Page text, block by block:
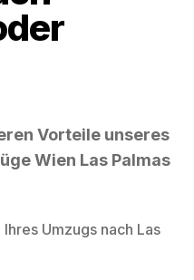
Vorteile unseres
Wien Las Palmas
Umzugs nach Las